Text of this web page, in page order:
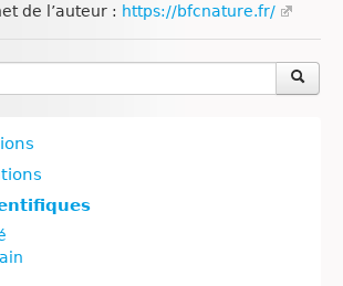
de l’auteur : https://bfcnature.fr/
hormonale
nerveuse
hormonale
nerveuse